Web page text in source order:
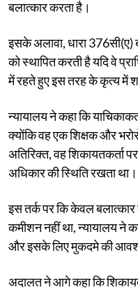
बलात्कार करता है।
इसके अलावा, धारा 376सी(ए)
को स्थापित करती है यदि वे
में रहते हुए इस तरह के कृत्य में
न्यायालय ने कहा कि
क्योंकि वह एक शिक्षक और
अतिरिक्त, वह शिकायतकर्ता
अधिकार की स्थिति रखता था।
इस तर्क पर कि केवल बलात्कार
कमीशन नहीं था, न्यायालय ने
और इसके लिए मुकदमे की
अदालत ने आगे कहा कि